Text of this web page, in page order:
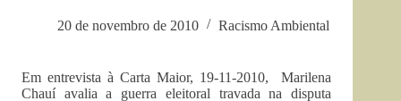
20 de novembro de 2010 Racismo Ambiental
Em entrevista à Carta Maior, 19-11-2010, Marilena
Chauí avalia a guerra eleitoral travada na disputa